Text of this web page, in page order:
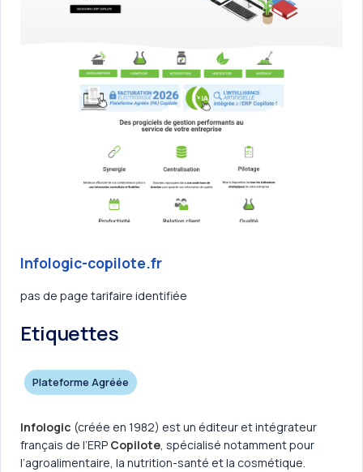
Infologic-copilote.fr
pas de page tarifaire identifiée
Etiquettes
Plateforme Agréée
Infologic (créée en 1982) est un éditeur et intégrateur
français de l’ERP Copilote, spécialisé notamment pour
l’agroalimentaire, la nutrition-santé et la cosmétique.